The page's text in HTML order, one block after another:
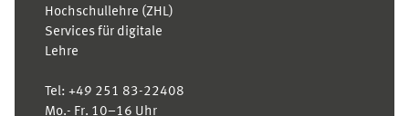
Hochschullehre (ZHL)
Services für digitale
Lehre
Tel: +49 251 83-22408
Mo.- Fr. 10–16 Uhr